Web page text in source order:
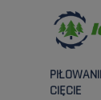
CIĘCIE